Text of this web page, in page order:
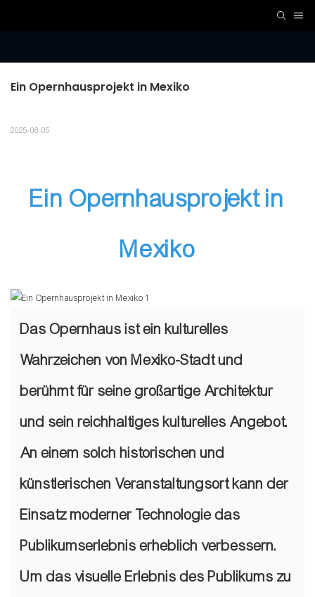
Ein Opernhausprojekt in Mexiko
2025-08-05
Ein Opernhausprojekt in
Mexiko
Das Opernhaus ist ein kulturelles
Wahrzeichen von Mexiko-Stadt und
berühmt für seine großartige Architektur
und sein reichhaltiges kulturelles Angebot.
An einem solch historischen und
künstlerischen Veranstaltungsort kann der
Einsatz moderner Technologie das
Publikumserlebnis erheblich verbessern.
Um das visuelle Erlebnis des Publikums zu